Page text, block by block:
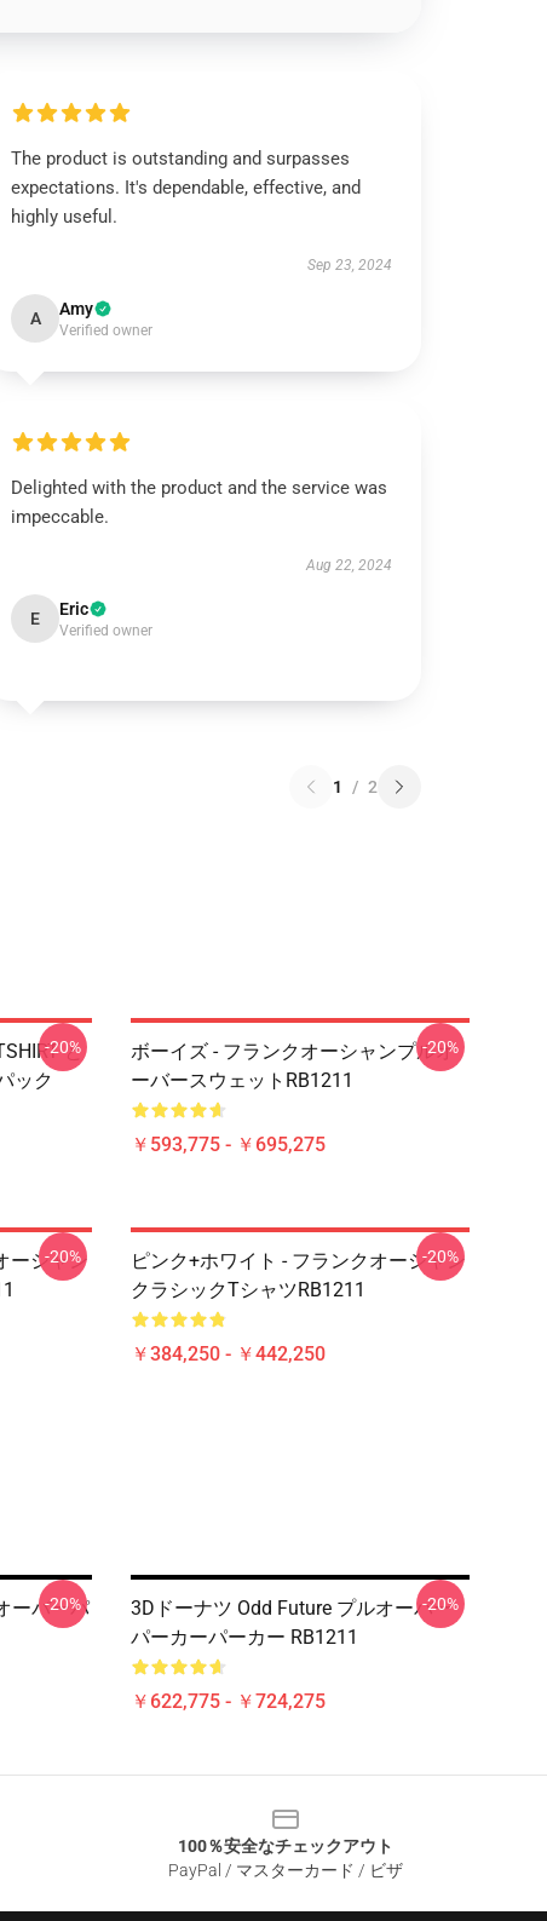
The product is outstanding and surpasses
expectations. It's dependable, effective, and
highly useful.
Sep 23, 2024
A Amy
Verified owner
Delighted with the product and the service was
impeccable.
Aug 22, 2024
E Eric
Verified owner
1 / 2
と
ック
-20%
ボーイズ - フランクオーシャンプルオ
ーバースウェットRB1211
￥593,775 - ￥695,275
-20%
ーシャン
-20%
ピンク+ホワイト - フランクオーシャン
クラシックTシャツRB1211
￥384,250 - ￥442,250
-20%
ーバーパ
-20%
3Dドーナツ Odd Future プルオーバー
パーカーパーカー RB1211
￥622,775 - ￥724,275
-20%
100％安全なチェックアウト
PayPal / マスターカード / ビザ